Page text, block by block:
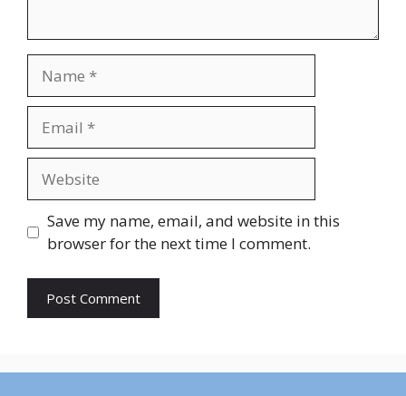
Save my name, email, and website in this
browser for the next time I comment.